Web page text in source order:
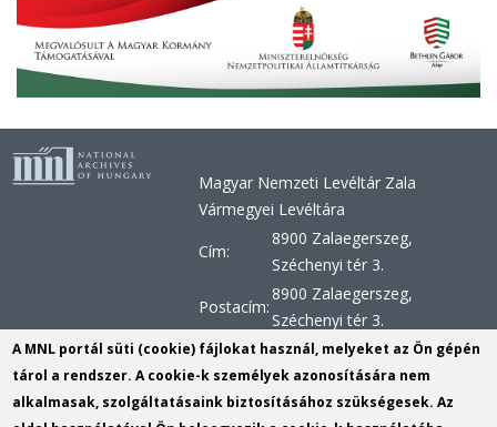
Magyar Nemzeti Levéltár Zala
Vármegyei Levéltára
Cím:
8900 Zalaegerszeg,
Széchenyi tér 3.
Postacím:
8900 Zalaegerszeg,
Széchenyi tér 3.
Telefon:
+36 92 510 030, +36 92 598
956, +36 92 598 957
Telefax:
+36 92 510 029
A MNL portál süti (cookie) fájlokat használ, melyeket az Ön gépén
tárol a rendszer. A cookie-k személyek azonosítására nem
alkalmasak, szolgáltatásaink biztosításához szükségesek. Az